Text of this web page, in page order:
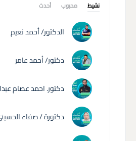
نشيط محبوب أحدث
الدكتور/ أحمد نعيم
دكتور/ أحمد عامر
دكتور. احمد عصام
دكتورة / صفاء